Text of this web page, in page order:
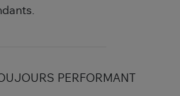
PERFORMANT